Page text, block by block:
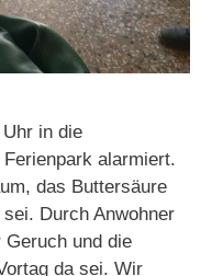
in die
alarmiert.
das Buttersäure
Durch Anwohner
und die
da sei. Wir